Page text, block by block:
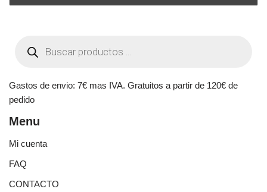
Gastos de envio: 7€ mas IVA. Gratuitos a partir de 120€ de
pedido
Menu
Mi cuenta
FAQ
CONTACTO